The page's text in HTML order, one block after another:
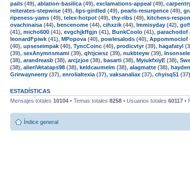
pails (49), ablation-basilica (49), exclamations-appeal (49),
reiterates-stepwise (49), lips-girdled (49), pearls-resurgence (49),
ripeness-yams (49), telex-hotpot (49), thy-ribs (49), kitchens-
ovachinaisa (44), bencenome (44), cihxzik (44), Immisyday (42),
(41), micho600 (41), evgchjkffgjn (41), BunkCoolo (41), parachodof
leonardFpiwk (41), MPopova (40), powlesalods (40), Appommociof
(40), upseseimpak (40), TyncCoinc (40), prodicvtyr(39), hagafatyl
(39), sexAnymnsmami (39), qhtjcwsz (39), nukbteyw (39),
(38), arandreasb (38), arcjzjoe (38), basarti (38), MyiukfxiyE (38),
(38), alieriVetataps98 (38), keldcaumelm (38), alagmatte (38),
Grirwayneerry (37), enrolialtexia (37), vaksanaliax (37), chyisq51
ESTADÍSTICAS
Mensajes totales 10104 • Temas totales 8258 • Usuarios totales 60117 •
Índice general